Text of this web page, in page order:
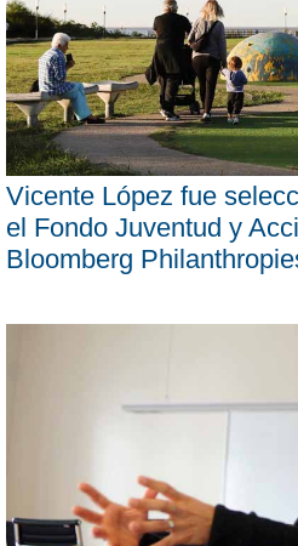
Vicente López fue
el Fondo Juventud y
Bloomberg